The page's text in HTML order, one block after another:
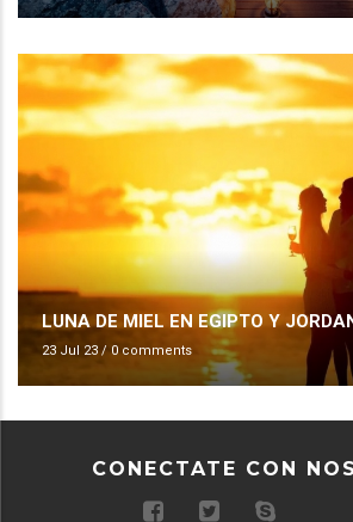
LUNA DE MIEL EN EGIPTO Y
23 Jul 23 /0 comments
CONECTATE CON